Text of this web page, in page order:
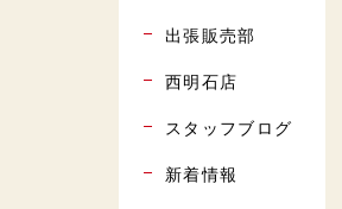
出張販売部
西明石店
スタッフブログ
新着情報